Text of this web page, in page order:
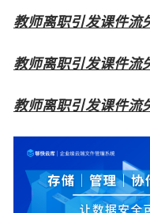
教师离职引发课件流
教师离职引发课件流
教师离职引发课件流